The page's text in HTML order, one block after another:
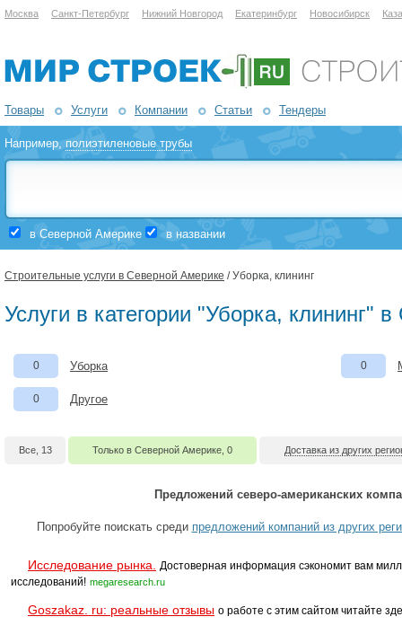
Москва Санкт-Петербург Нижний Новгород Екатеринбург Новосибирск
Товары Услуги Компании Статьи Тендеры
Например,полиэтиленовые трубы
в Северной Америке в названии
Строительные услуги в Северной Америке / Уборка, клининг
Услуги в категории "Уборка, клининг"
0 Уборка 0
0 Другое
Все, 13 Только в Северной Америке, 0 Доставка из других
Предложений северо-американских
Попробуйте поискать среди предложений компаний из других
Исследование рынка.
Достоверная информация сэкономит вам
исследований! megaresearch.ru
Goszakaz. ru: реальные отзывы о работе с этим сайтом читайте